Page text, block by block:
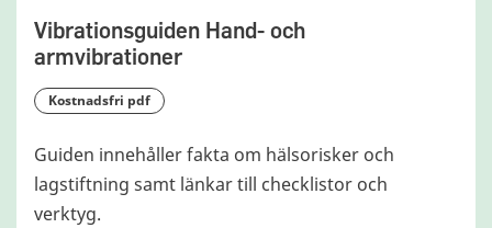
Vibrationsguiden Hand- och
armvibrationer
kostnadsfri pdf
Guiden innehåller fakta om hälsorisker och
lagstiftning samt länkar till checklistor och
verktyg.